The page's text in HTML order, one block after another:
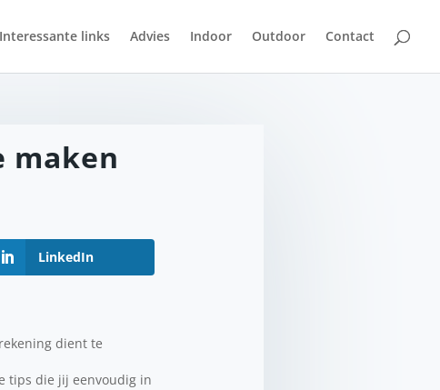
Interessante links Advies Indoor Outdoor Contact
maken
LinkedIn
dient te
tips die jij eenvoudig in